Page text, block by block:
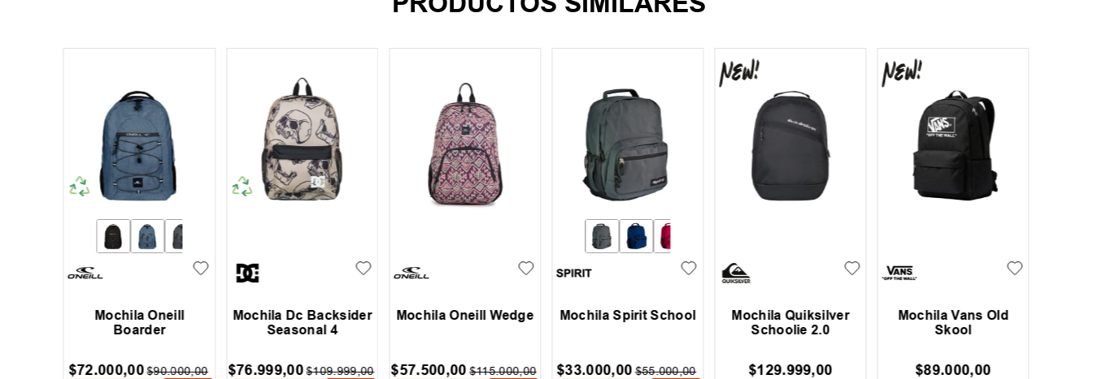
Mochila Oneill
Boarder
$72.000,00 $90.000,00
Mochila Dc Backsider
Seasonal 4
$76.999,00 $109.999,00
Mochila Oneill Wedge
$57.500,00 $115.000,00
Mochila Spirit School
$33.000,00 $55.000,00
Mochila Quiksilver
Schoolie 2.0
$129.999,00
Mochila Vans Old
Skool
$89.000,00